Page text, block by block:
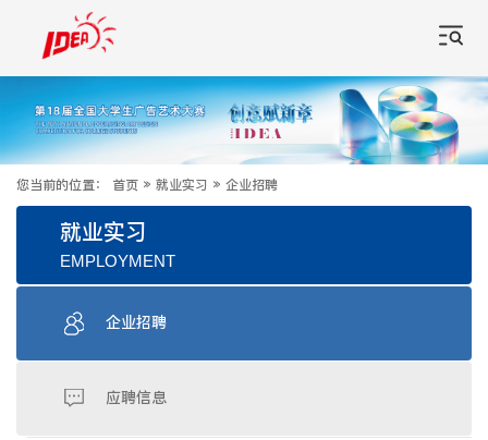
您当前的位置： 首页 » 就业实习 » 企业招聘
就业实习
EMPLOYMENT
企业招聘
应聘信息